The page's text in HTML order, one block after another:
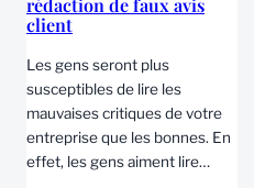
rédaction de faux avis
client
Les gens seront plus
susceptibles de lire les
mauvaises critiques de votre
entreprise que les bonnes. En
effet, les gens aiment lire…